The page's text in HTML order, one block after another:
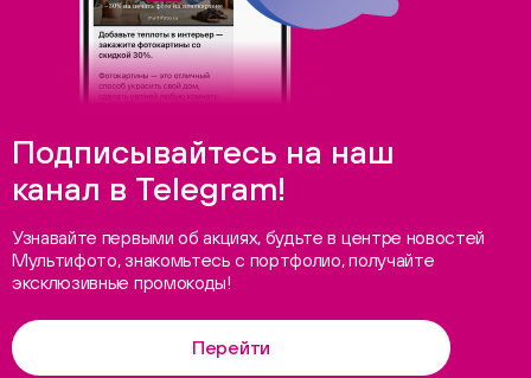
Подписывайтесь на наш
канал в Telegram!
Узнавайте первыми об акциях, будьте в центре новостей
Мультифото, знакомьтесь с портфолио, получайте
эксклюзивные промокоды!
Перейти